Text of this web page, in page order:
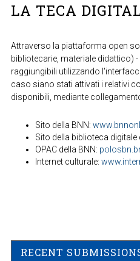
LA TECA
Attraverso la piattaforma open
bibliotecarie, materiale didattico) -
raggiungibili utilizzando
caso siano stati attivati i relativi
disponibili, mediante
Sito della BNN:
Sito della biblioteca digitale
OPAC della BNN:
Internet culturale:
RECENT